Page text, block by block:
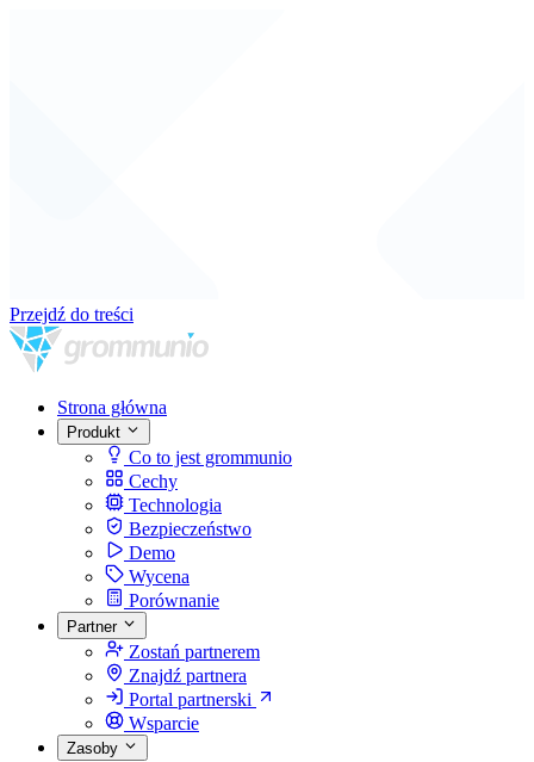
Przejdź do treści
Strona główna
Produkt
Co to jest grommunio
Cechy
Technologia
Bezpieczeństwo
Demo
Wycena
Porównanie
Partner
Zostań partnerem
Znajdź partnera
Portal partnerski
Wsparcie
Zasoby